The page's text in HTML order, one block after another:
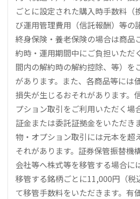
ごとに設定された購入時手数料（
び運用管理費用（信託報酬）等の
終身保険・養老保険の場合は商品
約時・運用期間中にご負担いただ
間内の解約時の解約控除、等）を
があります。また、各商品等には
損失が生じるおそれがあります。
プション取引をご利用いただく場
証金または委託証拠金をいただき
物・オプション取引には元本を超
それがあります。証券保管振替機
会社等へ株式等を移管する場合に
移管する銘柄ごとに11,000円（税
て移管手数料をいただきます。有